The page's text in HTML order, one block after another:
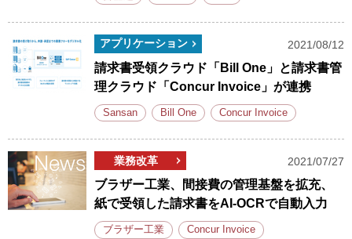
アプリケーション 2021/08/12
請求書受領クラウド「Bill One」と請求書管
理クラウド「Concur Invoice」が連携
Sansan Bill One Concur Invoice
業務改革 2021/07/27
ブラザー工業、間接費の管理基盤を拡充、
紙で受領した請求書をAI-OCRで自動入力
ブラザー工業 Concur Invoice